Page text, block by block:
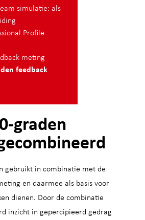
graden
gebruikt in combinatie met de
en daarmee als basis voor
dienen. Door de combinatie
inzicht in gepercipieerd gedrag
simulatie: als
Profile
meting
feedback